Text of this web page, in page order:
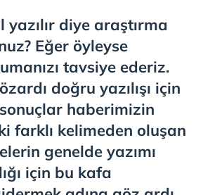
yazılır diye araştırma
Eğer öyleyse
tavsiye ederiz.
doğru yazılışı için
haberimizin
farklı kelimeden oluşan
genelde yazımı
için bu kafa